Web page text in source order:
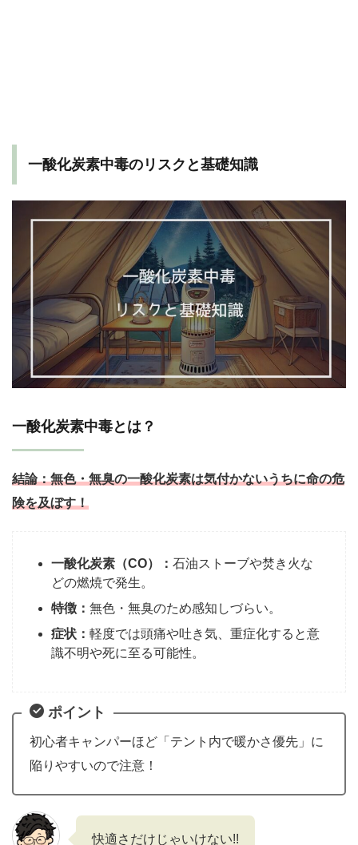
一酸化炭素中毒のリスクと基礎知識
一酸化炭素中毒とは？
結論：無色・無臭の一酸化炭素は気付かないうちに命の危
険を及ぼす！
一酸化炭素（CO）： 石油ストーブや焚き火な
どの燃焼で発生。
特徴： 無色・無臭のため感知しづらい。
症状： 軽度では頭痛や吐き気、重症化すると意
識不明や死に至る可能性。
ポイント
初心者キャンパーほど「テント内で暖かさ優先」に
陥りやすいので注意！
快適さだけじゃいけない!!